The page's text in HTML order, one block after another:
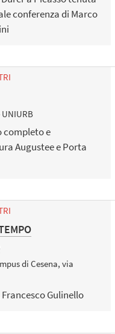
conferenza di Marco
completo e
Augustee e Porta
di Cesena, via
Gulinello